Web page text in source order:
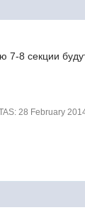
8 секции
28 February